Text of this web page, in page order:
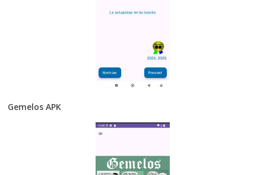
Gemelos APK